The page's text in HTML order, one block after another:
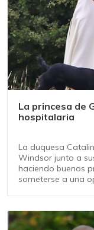
La princesa de
hospitalaria
La duquesa
Windsor junto a
haciendo buenos
someterse a una